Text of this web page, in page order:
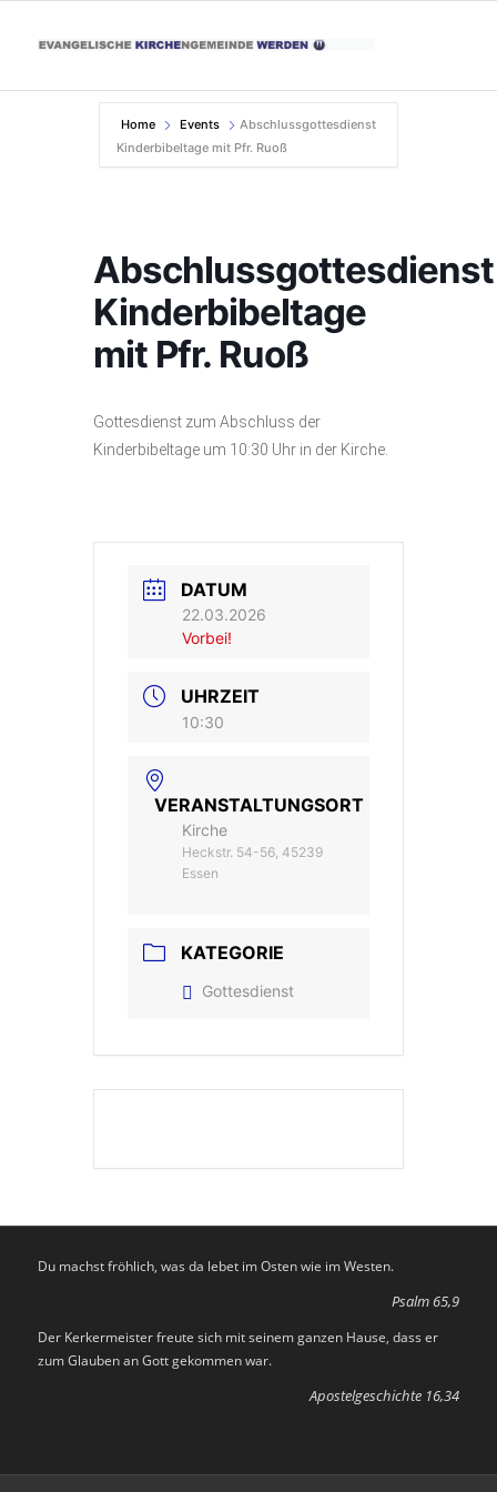
Home Events
Abschlussgottesdienst
Kinderbibeltage mit Pfr. Ruoß
Abschlussgottesdienst
Kinderbibeltage
mit Pfr. Ruoß
Gottesdienst zum Abschluss der
Kinderbibeltage um 10:30 Uhr in der Kirche.
DATUM
22.03.2026
Vorbei!
UHRZEIT
10:30
VERANSTALTUNGSORT
Kirche
Heckstr. 54-56, 45239
Essen
KATEGORIE
Gottesdienst
Du machst fröhlich, was da lebet im Osten wie im Westen.
Psalm 65,9
Der Kerkermeister freute sich mit seinem ganzen Hause, dass er
zum Glauben an Gott gekommen war.
Apostelgeschichte 16,34